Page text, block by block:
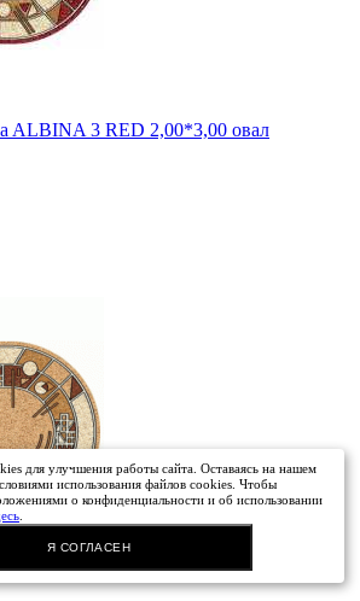
ALBINA 3 RED 2,00*3,00 овал
для улучшения работы сайта. Оставаясь на нашем
использования файлов cookies. Чтобы
о конфиденциальности и об использовании
Я СОГЛАСЕН